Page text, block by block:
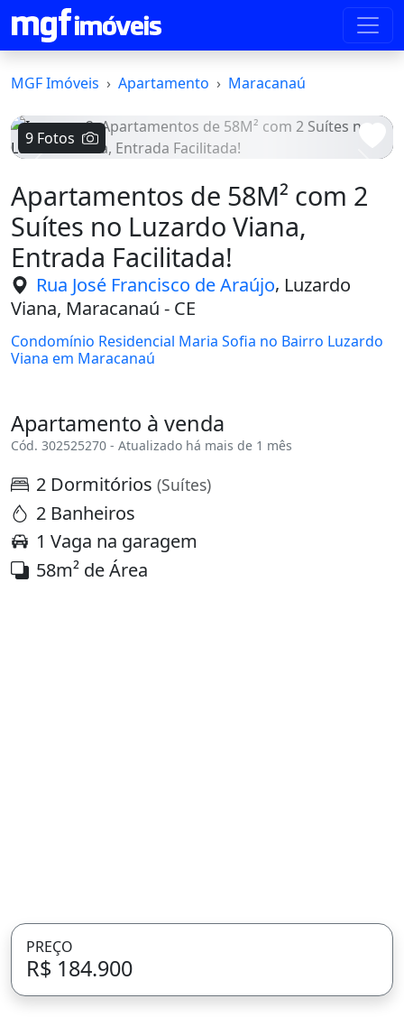
MGF Imóveis Apartamento Maracanaú
9 Fotos
Apartamentos de 58M² com 2
Suítes no Luzardo Viana,
Entrada Facilitada!
Rua José Francisco de Araújo, Luzardo
Viana, Maracanaú - CE
Condomínio Residencial Maria Sofia no Bairro Luzardo
Viana em Maracanaú
Apartamento à venda
Cód. 302525270 - Atualizado há mais de 1 mês
2 Dormitórios (Suítes)
2 Banheiros
1 Vaga na garagem
58m² de Área
PREÇO
R$ 184.900